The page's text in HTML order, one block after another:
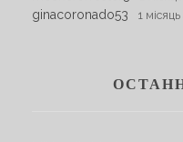
ginacoronado53 1